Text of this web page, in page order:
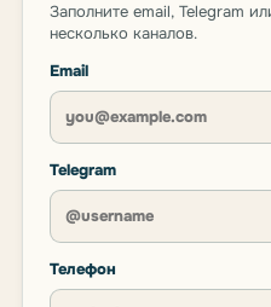
Заполните email, Telegram
несколько каналов.
Email
Telegram
Телефон